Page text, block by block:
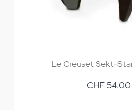
Le Creuset Sekt-
CHF 54.00